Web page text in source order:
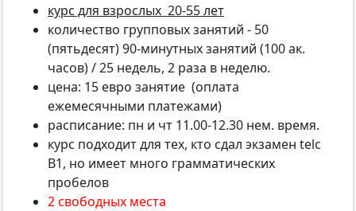
курс для взрослых 20-55 лет
количество групповых занятий - 50
(пятьдесят) 90-минутных занятий (100 ак.
часов) / 25 недель, 2 раза в неделю.
цена: 15 евро занятие (оплата
ежемесячными платежами)
расписание: пн и чт 11.00-12.30 нем. время.
курс подходит для тех, кто сдал экзамен telc
B1, но имеет много грамматических
пробелов
2 свободных места